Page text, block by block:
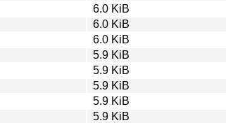
6.0 KiB
6.0 KiB
6.0 KiB
5.9 KiB
5.9 KiB
5.9 KiB
5.9 KiB
5.9 KiB